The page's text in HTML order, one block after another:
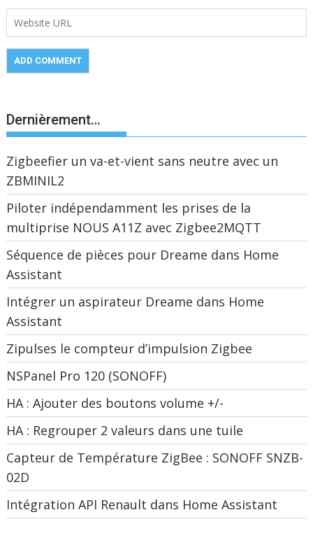
Dernièrement…
Zigbeefier un va-et-vient sans neutre avec un
ZBMINIL2
Piloter indépendamment les prises de la
multiprise NOUS A11Z avec Zigbee2MQTT
Séquence de pièces pour Dreame dans Home
Assistant
Intégrer un aspirateur Dreame dans Home
Assistant
Zipulses le compteur d’impulsion Zigbee
NSPanel Pro 120 (SONOFF)
HA : Ajouter des boutons volume +/-
HA : Regrouper 2 valeurs dans une tuile
Capteur de Température ZigBee : SONOFF SNZB-
02D
Intégration API Renault dans Home Assistant